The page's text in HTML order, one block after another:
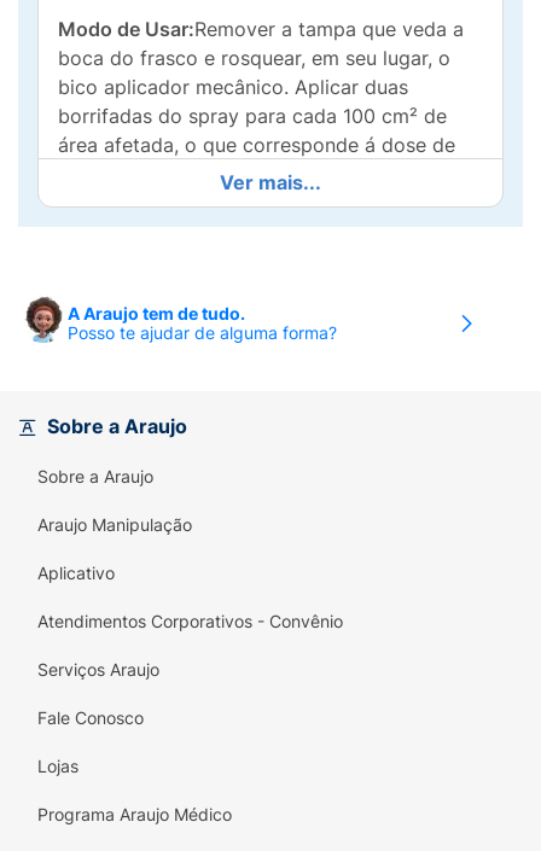
Modo de Usar:Remover a tampa que veda a
boca do frasco e rosquear, em seu lugar, o
bico aplicador mecânico. Aplicar duas
borrifadas do spray para cada 100 cm² de
área afetada, o que corresponde á dose de
1,52 µg de aceponato de hidrocortisona/cm²,
1 vez ao dia, durante 7 dias. Para alguns
animais que não responderem ao tratamento
Não administrar o produto sobre úlceras
Leia a bula antes de administrar o produto.
Ver mais...
A Araujo tem de tudo.
Posso te ajudar de alguma forma?
Sobre a Araujo
Sobre a Araujo
Araujo Manipulação
Aplicativo
Atendimentos Corporativos - Convênio
Serviços Araujo
Fale Conosco
Lojas
Programa Araujo Médico